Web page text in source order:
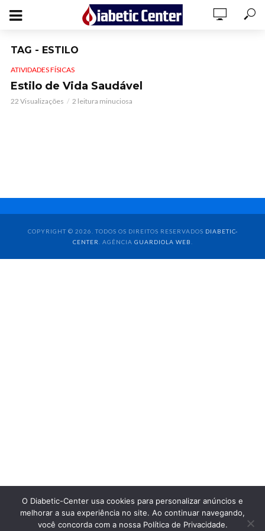
TAG - ESTILO
ATIVIDADES FÍSICAS
Estilo de Vida Saudável
22 Visualizações 2 leitura minuciosa
COPYRIGHT © 2026. TODOS OS DIREITOS RESERVADOS DIABETIC-
CENTER
. AGÊNCIA GUARDIOLA WEB
O Diabetic-Center usa cookies para personalizar anúncios e
melhorar a sua experiência no site. Ao continuar navegando,
você concorda com a nossa Política de Privacidade.